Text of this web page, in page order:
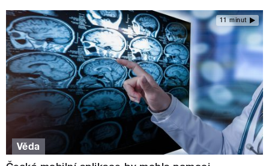
11 minut
Věda